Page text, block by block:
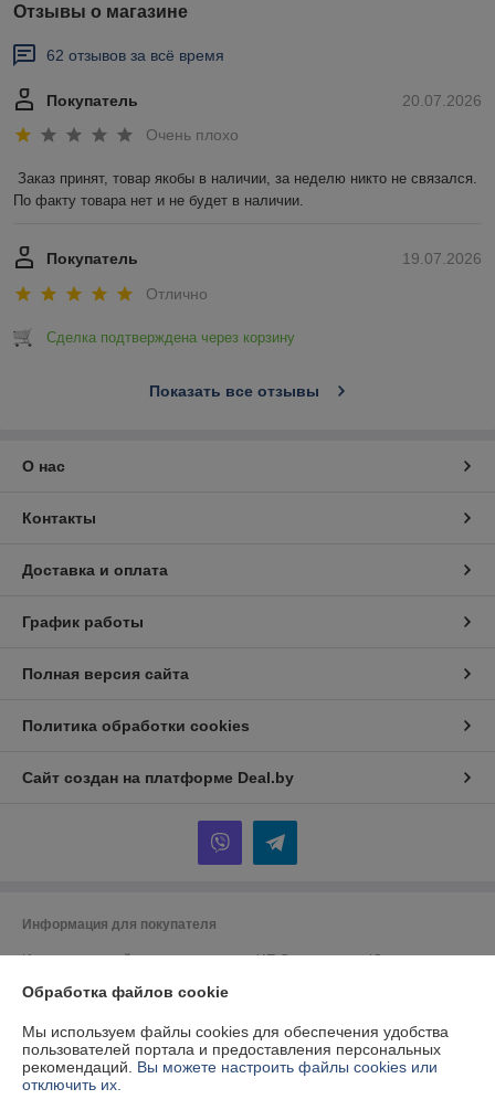
Отзывы о магазине
62 отзывов за всё время
20.07.2026
Покупатель
Очень плохо
Заказ принят, товар якобы в наличии, за неделю никто не связался.
По факту товара нет и не будет в наличии.
19.07.2026
Покупатель
Отлично
Сделка подтверждена через корзину
Показать все отзывы
О нас
Контакты
Доставка и оплата
График работы
Полная версия сайта
Политика обработки cookies
Сайт создан на платформе Deal.by
Информация для покупателя
Индивидуальный предприниматель:ИП Спиридонова Юлия
г. Минск, ул. Гая, дом 20, кв. 3
Регистрационный номер ЕГР: 190153422
УНП: 190153422
Обработка файлов cookie
Мы используем файлы cookies для обеспечения удобства
пользователей портала и предоставления персональных
рекомендаций. Вы можете настроить файлы cookies или
отключить их.